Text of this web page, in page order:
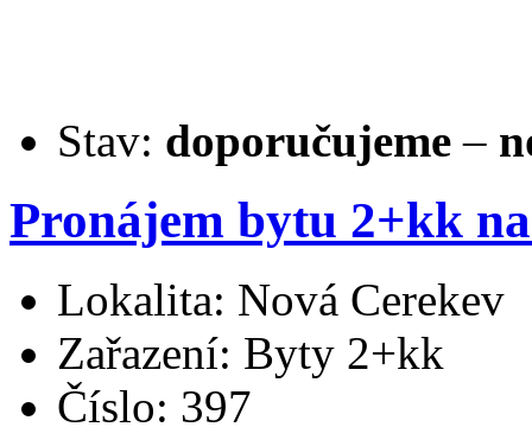
Stav: doporučujeme –
Pronájem bytu 2+kk
Lokalita: Nová Cerekev
Zařazení: Byty 2+kk
Číslo: 397